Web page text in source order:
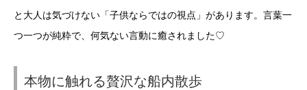
と大人は気づけない「子供ならではの視点」があります。言葉一
つ一つが純粋で、何気ない言動に癒されました♡
本物に触れる贅沢な船内散歩